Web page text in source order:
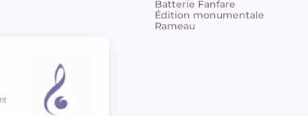
Batterie Fanfare
Édition monumentale
Rameau